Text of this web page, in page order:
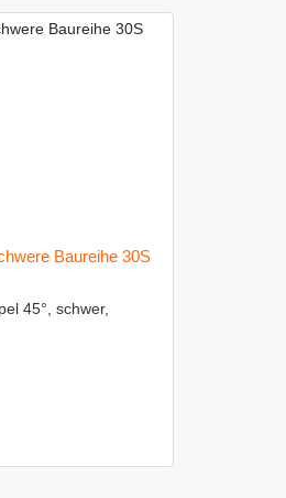
Baureihe 30S
45°, schwer,